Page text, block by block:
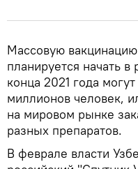
Массовую
планируется начать
конца 2021 года
миллионов человек,
на мировом рынке
разных препаратов.
В феврале власти